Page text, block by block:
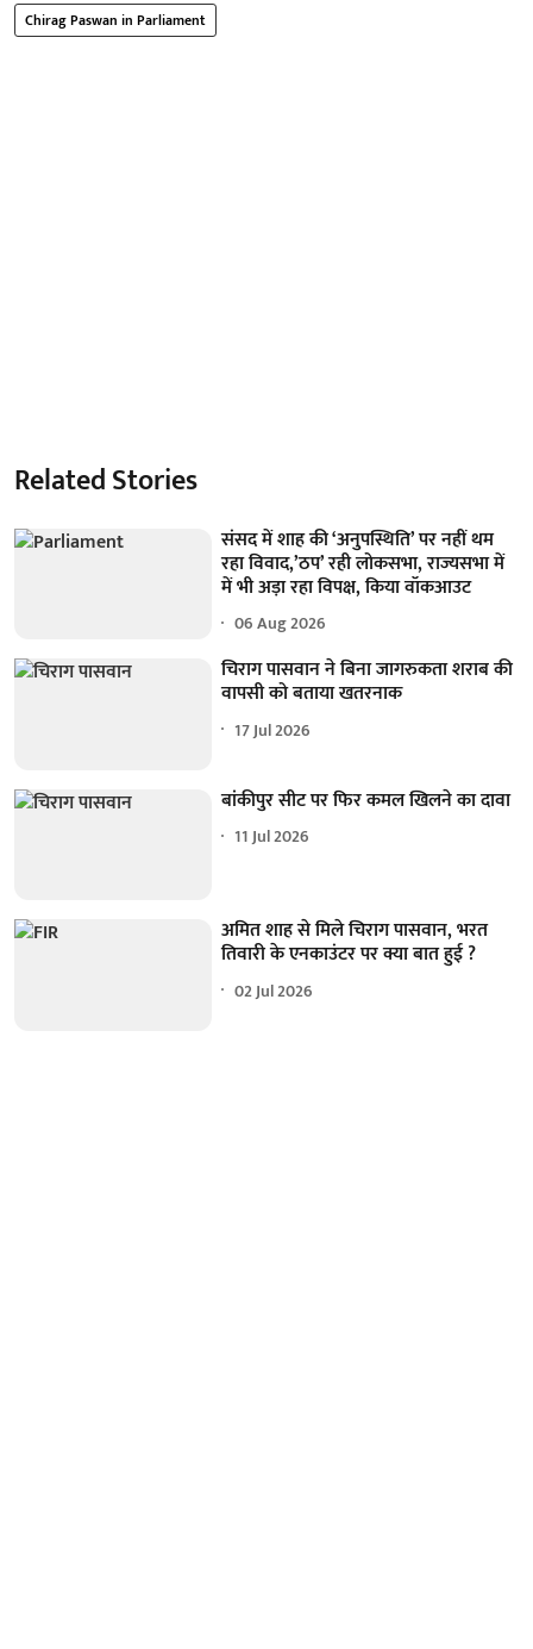
Chirag Paswan in Parliament
Related Stories
संसद में शाह की ‘अनुपस्थिति’ पर नहीं थम
रहा विवाद,’ठप’ रही लोकसभा, राज्यसभा में
में भी अड़ा रहा विपक्ष, किया वॉकआउट
06 Aug 2026
चिराग पासवान ने बिना जागरुकता शराब की
वापसी को बताया खतरनाक
17 Jul 2026
बांकीपुर सीट पर फिर कमल खिलने का दावा
11 Jul 2026
अमित शाह से मिले चिराग पासवान, भरत
तिवारी के एनकाउंटर पर क्या बात हुई ?
02 Jul 2026